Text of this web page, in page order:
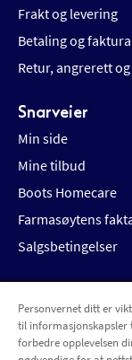
Frakt og levering
Betaling og faktura
Retur, angrerett
Snarveier
Min side
Mine tilbud
Boots Homecare
Farmasøytens
Salgsbetingelser
Personvernet ditt er
til informasjonskapsler
forbedre opplevelsen